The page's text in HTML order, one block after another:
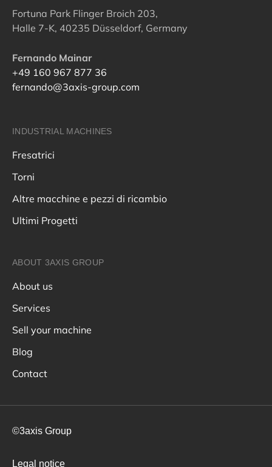
Fortuna Park Flinger Broich 203,
Halle 7-K, 40235 Düsseldorf, Germany
Fernando Mainar
+49 160 967 877 36
fernando@3axis-group.com
INDUSTRIAL MACHINES
Fresatrici
Torni
Altre macchine e pezzi di ricambio
Ultimi Progetti
ABOUT 3AXIS GROUP
About us
Services
Sell your machine
Blog
Contact
©3axis Group
Legal notice